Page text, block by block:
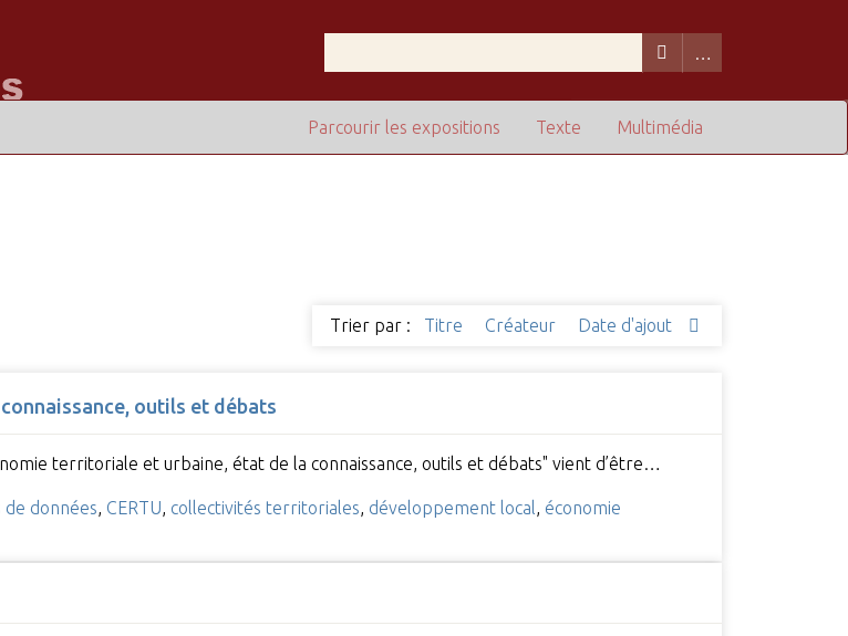
Multimédia
Texte
Parcourir les expositions
Trier par : Titre Créateur Date d'ajout
outils et débats
territoriale et urbaine, état de la connaissance, outils et débats" vient d’être…
de données CERTU collectivités territoriales développement local
économie